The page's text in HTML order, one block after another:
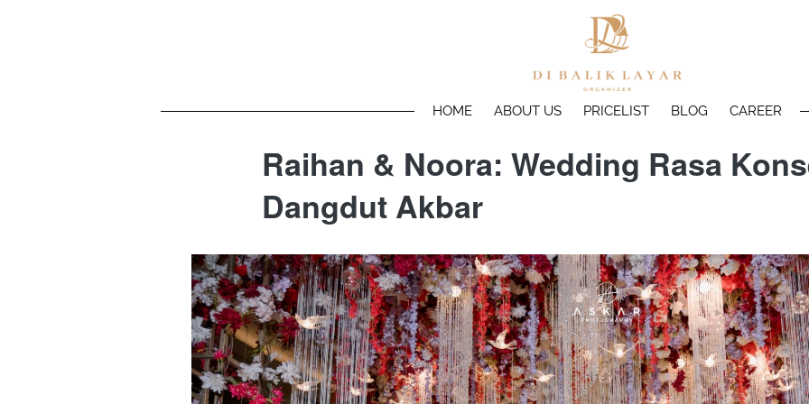
HOME ABOUT US PRICELIST BLOG CAREER
Raihan & Noora: Wedding Rasa
Dangdut Akbar